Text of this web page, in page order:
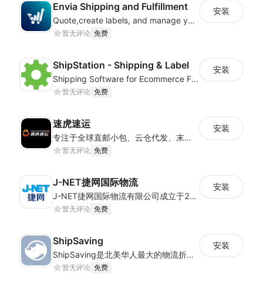
Envia Shipping and Fulfillment
Quote,create labels, and manage your local, domestic and international shipments
暂无评论 免费
安装
ShipStation - Shipping & Label
Shipping Software for Ecommerce Fulfillment
暂无评论 免费
安装
速虎速运
专注于全球直邮小包、云仓代发、末端派送及国际快递等核心业务，为客户提供高效、透明、可信赖的跨境物流解决方案，帮助更多跨境电商企业走向世界。
暂无评论 免费
安装
J-NET捷网国际物流
J-NET捷网国际物流有限公司成立于2011年，服务于超20000+跨境电商卖家，主营俄语区、以色列、中南美、欧美等直发、海外仓配及云仓业务
暂无评论 免费
安装
ShipSaving
ShipSaving是北美华人最大的物流折扣打单平台，$0月费平台能让您一站式管理多平台多店铺的订单，更轻松、更高效。
暂无评论 免费
安装